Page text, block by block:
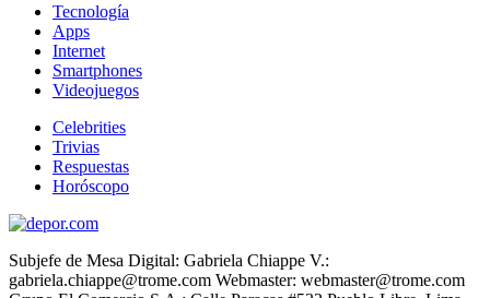
Tecnología
Apps
Internet
Smartphones
Videojuegos
Celebrities
Trivias
Respuestas
Horóscopo
Subjefe de Mesa Digital: Gabriela Chiappe V.:
gabriela.chiappe@trome.com Webmaster: webmaster@trome.com